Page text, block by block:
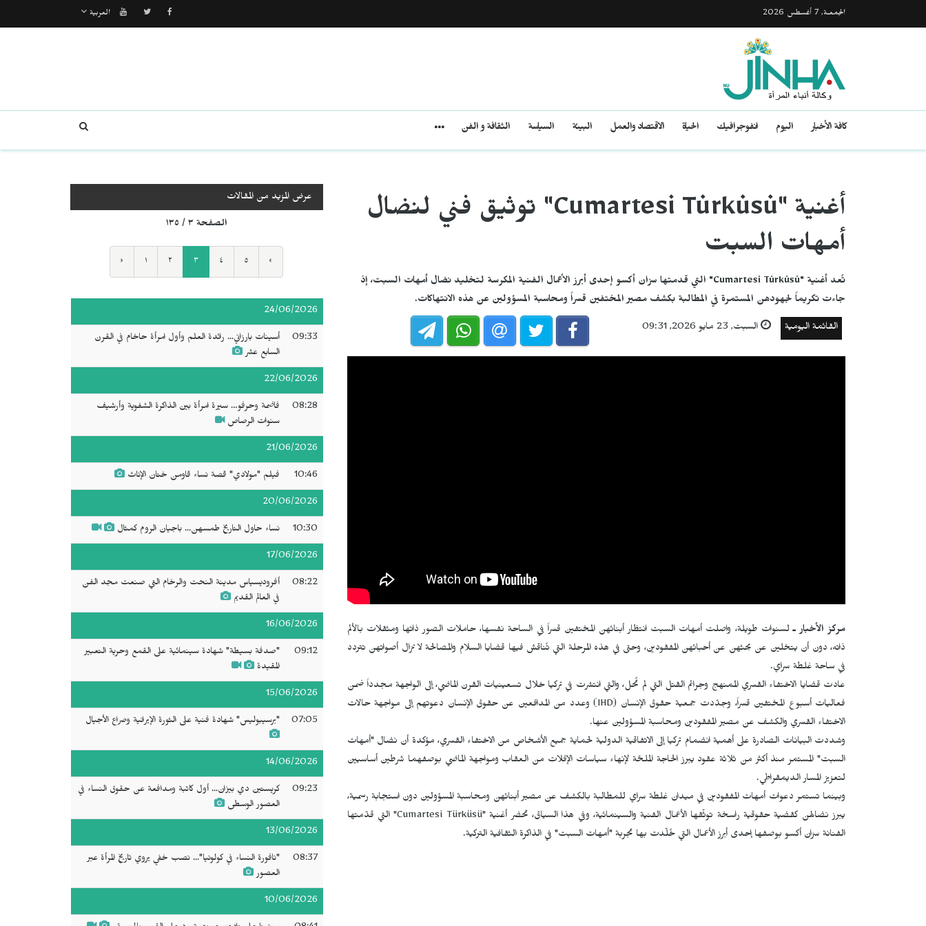
الجمعـة, 7 أغسطس 2026 العربية
كافة الأخبار اليوم انفوجرافيك الحياة الاقتصاد والعمل البيئة السياسة الثقافة و الفن
أغنية "Cumartesi Türküsü" توثيق فني لنضال
أمهات السبت
تُعد أغنية "Cumartesi Türküsü" التي قدمتها سزان أكسو إحدى أبرز الأعمال الفنية المكرسة لتخليد نضال أمهات السبت، إذ
جاءت تكريماً لجهودهن المستمرة في المطالبة بكشف مصير المختفين قسراً ومحاسبة المسؤولين عن هذه الانتهاكات.
القائمة اليومية السبت, 23 مايو 2026, 09:31
مركز الأخبار ـ لسنوات طويلة، واصلت أمهات السبت انتظار أبنائهن المختفين قسراً في الساحة نفسها، حاملات الصور ذاتها ومثقلات بالألم
ذاته، دون أن يتخلين عن بحثهن عن أحبائهن المفقودين، وحتى في هذه المرحلة التي تُناقش فيها قضايا السلام والمصالحة لا تزال أصواتهن تتردد
في ساحة غلطة سراي.
عادت قضايا الاختفاء القسري الممنهج وجرائم القتل التي لم تُحل، والتي انتشرت في تركيا خلال تسعينيات القرن الماضي، إلى الواجهة مجدداً ضمن
فعاليات أسبوع المختفين قسراً، وجدّدت جمعية حقوق الإنسان (IHD) وعدد من المدافعين عن حقوق الإنسان دعوتهم إلى مواجهة حالات
الاختفاء القسري والكشف عن مصير المفقودين ومحاسبة المسؤولين عنها.
وشددت البيانات الصادرة على أهمية انضمام تركيا إلى الاتفاقية الدولية لحماية جميع الأشخاص من الاختفاء القسري، مؤكدة أن نضال "أمهات
السبت" المستمر منذ أكثر من ثلاثة عقود يبرز الحاجة الملحّة لإنهاء سياسات الإفلات من العقاب ومواجهة الماضي بوصفهما شرطين أساسيين
لتعزيز المسار الديمقراطي.
وبينما تستمر دعوات أمهات المفقودين في ميدان غلطة سراي للمطالبة بالكشف عن مصير أبنائهن ومحاسبة المسؤولين دون استجابة رسمية،
يبرز نضالهن كقضية حقوقية راسخة توثّقها الأعمال الفنية والسينمائية، وفي هذا السياق، تحضر أغنية "Cumartesi Türküsü" التي قدّمتها
الفنانة سزان أكسو بوصفها إحدى أبرز الأعمال التي خُلّدت بها تجربة "أمهات السبت" في الذاكرة الثقافية التركية.
عرض المزيد من المقالات
الصفحة ٣ / ١٣٥
‹ ١ ٢ ٣ ٤ ٥ ›
24/06/2026
09:33
أسينات بارزاني... رائدة العلم وأول امرأة حاخام في القرن
السابع عشر
22/06/2026
08:28
فاضمة وحرفو… سيرة امرأة بين الذاكرة الشفوية وأرشيف
سنوات الرصاص
21/06/2026
10:46 فيلم "مولادي" قصة نساء قاومن ختان الإناث
20/06/2026
10:30 نساء حاول التاريخ طمسهن... باجيان الروم كمثال
17/06/2026
08:22
أفروديسياس مدينة النحت والرخام التي صنعت مجد الفن
في العالم القديم
16/06/2026
09:12
"صدفة بسيطة" شهادة سينمائية على القمع وحرية التعبير
المقيدة
15/06/2026
07:05 "برسيبوليس" شهادة فنية على الثورة الإيرانية وصراع الأجيال
14/06/2026
09:23
كريستين دي بيزان... أول كاتبة ومدافعة عن حقوق النساء في
العصور الوسطى
13/06/2026
08:37
"نافورة النساء في كولونيا"... نصب خفي يروي تاريخ المرأة عبر
العصور
10/06/2026